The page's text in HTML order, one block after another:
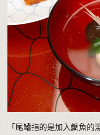
「尾鰭指的是加入鯛魚的